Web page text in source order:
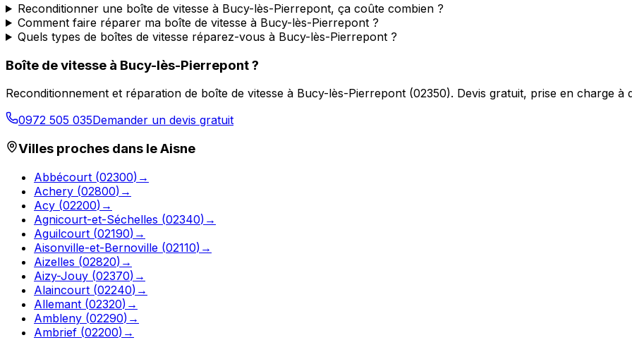
Reconditionner une boîte de vitesse à Bucy-lès-Pierrepont, ça coûte combien ?
Comment faire réparer ma boîte de vitesse à Bucy-lès-Pierrepont ?
Quels types de boîtes de vitesse réparez-vous à Bucy-lès-Pierrepont ?
Boîte de vitesse à Bucy-lès-Pierrepont?
Reconditionnement et réparation de boîte de vitesse à Bucy-lès-Pierrepont (02350). Devis gratuit, prise en charge à
0972 505 035Demander un devis gratuit
Villes proches dans leAisne
Abbécourt (02300) →
Achery (02800) →
Acy (02200) →
Agnicourt-et-Séchelles (02340) →
Aguilcourt (02190) →
Aisonville-et-Bernoville (02110) →
Aizelles (02820) →
Aizy-Jouy (02370) →
Alaincourt (02240) →
Allemant (02320) →
Ambleny (02290) →
Ambrief (02200) →